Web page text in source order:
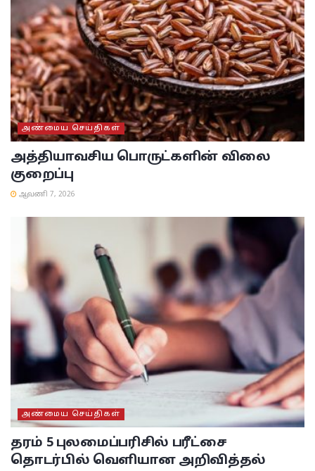
அண்மைய செய்திகள்
அத்தியாவசிய பொருட்களின் விலை
குறைப்பு
ஆவணி 7, 2026
அண்மைய செய்திகள்
தரம் 5 புலமைப்பரிசில் பரீட்சை
தொடர்பில் வெளியான அறிவித்தல்